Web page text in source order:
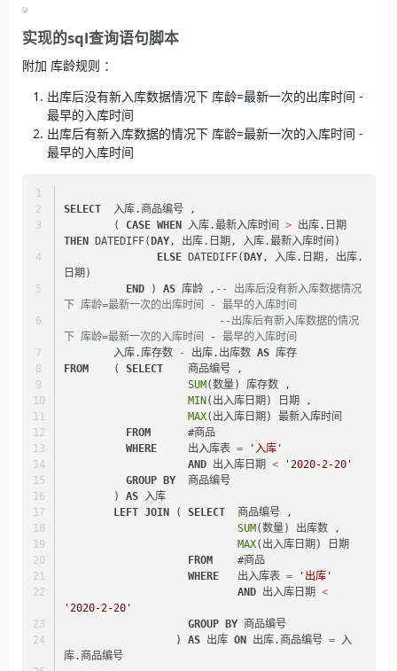
实现的sql查询语句脚本
附加 库龄规则 ：
出库后没有新入库数据情况下 库龄=最新一次的出库时间 -
最早的入库时间
出库后有新入库数据的情况下 库龄=最新一次的入库时间 -
最早的入库时间
SELECT
  入库.商品编号 ,
        (
CASE WHEN 入库.最新入库时间 >
THEN DATEDIFF(DAY, 出库.日期, 入库.最新入库时间)
ELSE DATEDIFF(DAY, 入库.日期, 出库.
日期)
END ) AS 库龄 , -- 出库后没有新入库数据情况
下 库龄=最新一次的出库时间 - 最早的入库时间
--出库后有新入库数据的情况
下 库龄=最新一次的入库时间 - 最早的入库时间
        入库.库存数
- 出库.出库数 AS 库存
FROM
    (
SELECT
    商品编号 ,
SUM(数量) 库存数 ,
MIN(出入库日期) 日期 ,
MAX(出入库日期) 最新入库时间
FROM
      #商品
WHERE
     出入库表
=
'入库'
AND 出入库日期 <
'2020-2-20'
GROUP BY
  商品编号
        )
AS 入库
LEFT JOIN ( SELECT
  商品编号 ,
SUM(数量) 出库数 ,
MAX(出入库日期) 日期
FROM
    #商品
WHERE
   出入库表
=
'出库'
AND 出入库日期 <
'2020-2-20'
GROUP BY 商品编号
                  )
AS 出库 ON 出库.商品编号 = 入
库.商品编号